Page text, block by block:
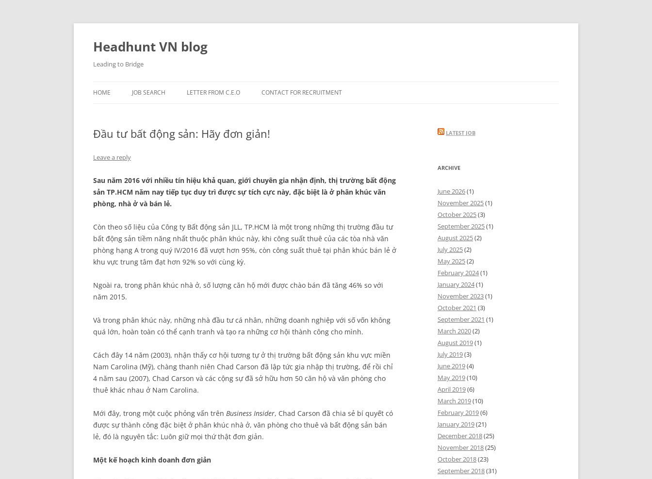
Skip
Headhunt VN blog
Leading to Bridge
HOME JOB SEARCH LETTER FROM C.E.O CONTACT FOR RECRUITMENT
Đầu tư bất động sản: Hãy đơn giản!
Leave a reply
Sau năm 2016 với nhiều tín hiệu khả quan, giới chuyên gia nhận định, thị trường bất động
sản TP.HCM năm nay tiếp tục duy trì được sự tích cực này, đặc biệt là ở phân khúc văn
phòng, nhà ở và bán lẻ.
Còn theo số liệu của Công ty Bất động sản JLL, TP.HCM là một trong những thị trường đầu tư
bất động sản tiềm năng nhất thuộc phân khúc này, khi công suất thuê của các tòa nhà văn
phòng hạng A trong quý IV/2016 đã vượt hơn 95%, còn công suất thuê tại phân khúc bán lẻ ở
khu vực trung tâm đạt hơn 92% so với cùng kỳ.
Ngoài ra, trong phân khúc nhà ở, số lượng căn hộ mới được chào bán đã tăng 46% so với
năm 2015.
Và trong phân khúc này, những nhà đầu tư cá nhân, những doanh nghiệp với số vốn không
quá lớn, hoàn toàn có thể cạnh tranh và tạo ra những cơ hội thành công cho mình.
Cách đây 14 năm (2003), nhận thấy cơ hội tương tự ở thị trường bất động sản khu vực miền
Nam Carolina (Mỹ), chàng thanh niên Chad Carson đã lập tức gia nhập thị trường, để rồi chỉ
4 năm sau (2007), Chad Carson và các cộng sự đã sở hữu hơn 50 căn hộ và văn phòng cho
thuê khác nhau ở Nam Carolina.
Mới đây, trong một cuộc phỏng vấn trên Business Insider, Chad Carson đã chia sẻ bí quyết có
được sự thành công đặc biệt ở phân khúc nhà ở, văn phòng cho thuê và bất động sản bán
lẻ, đó là nguyên tắc: Luôn giữ mọi thứ thật đơn giản.
Một kế hoạch kinh doanh đơn giản
LATEST JOB
ARCHIVE
June 2026(1)
November 2025(1)
October 2025(3)
September 2025(1)
August 2025(2)
July 2025(2)
May 2025(2)
February 2024(1)
January 2024(1)
November 2023(1)
October 2021 (3)
September 2021 (1)
March 2020(2)
August 2019(1)
July 2019(3)
June 2019(4)
May 2019(10)
April 2019(6)
March 2019(10)
February 2019(6)
January 2019(21)
December 2018(25)
November 2018(25)
October 2018(23)
September 2018(31)